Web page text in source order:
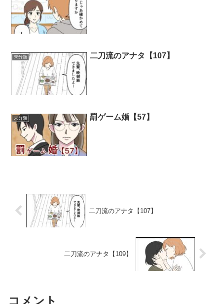
未分類 二刀流のアナタ【107】
未分類 罰ゲーム婚【57】
二刀流のアナタ【107】
二刀流のアナタ【109】
コメント